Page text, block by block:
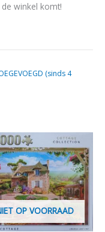
winkel komt!
(sinds 4
OP VOORRAAD